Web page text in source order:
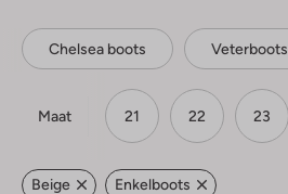
Chelsea boots Veterboots
Maat 21 22 23
Beige Enkelboots